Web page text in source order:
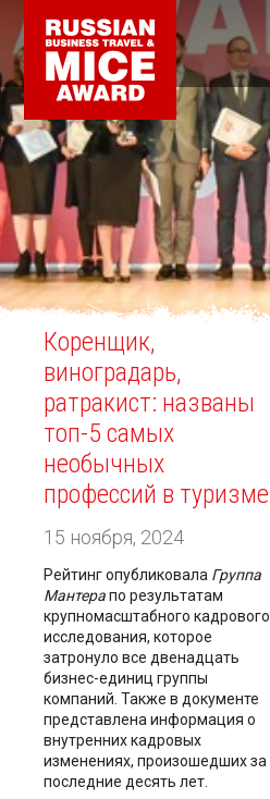
Коренщик,
виноградарь,
ратракист: названы
топ-5 самых
необычных
профессий в туризме
15 ноября, 2024
Рейтинг опубликовала Группа
Мантерапо результатам
крупномасштабного кадрового
исследования, которое
затронуло все двенадцать
бизнес-единиц группы
компаний. Также в документе
представлена информация о
внутренних кадровых
изменениях, произошедших за
последние десять лет.